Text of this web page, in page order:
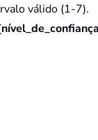
válido (1-7).